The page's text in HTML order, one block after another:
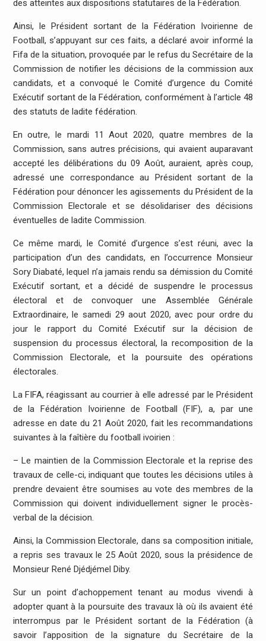
des atteintes aux dispositions statutaires de la Fédération.
Ainsi, le Président sortant de la Fédération Ivoirienne de
Football, s’appuyant sur ces faits, a déclaré avoir informé la
Fifa de la situation, provoquée par le refus du Secrétaire de la
Commission de notifier les décisions de la commission aux
candidats, et a convoqué le Comité d’urgence du Comité
Exécutif sortant de la Fédération, conformément à l’article 48
des statuts de ladite fédération.
En outre, le mardi 11 Aout 2020, quatre membres de la
Commission, sans autres précisions, qui avaient auparavant
accepté les délibérations du 09 Août, auraient, après coup,
adressé une correspondance au Président sortant de la
Fédération pour dénoncer les agissements du Président de la
Commission Electorale et se désolidariser des décisions
éventuelles de ladite Commission.
Ce même mardi, le Comité d’urgence s’est réuni, avec la
participation d’un des candidats, en l’occurrence Monsieur
Sory Diabaté, lequel n’a jamais rendu sa démission du Comité
Exécutif sortant, et a décidé de suspendre le processus
électoral et de convoquer une Assemblée Générale
Extraordinaire, le samedi 29 aout 2020, avec pour ordre du
jour le rapport du Comité Exécutif sur la décision de
suspension du processus électoral, la recomposition de la
Commission Electorale, et la poursuite des opérations
électorales.
La FIFA, réagissant au courrier à elle adressé par le Président
de la Fédération Ivoirienne de Football (FIF), a, par une
adresse en date du 21 Août 2020, fait les recommandations
suivantes à la faîtière du football ivoirien :
– Le maintien de la Commission Electorale et la reprise des
travaux de celle-ci, indiquant que toutes les décisions utiles à
prendre devaient être soumises au vote des membres de la
Commission qui doivent individuellement signer le procès-
verbal de la décision.
Ainsi, la Commission Electorale, dans sa composition initiale,
a repris ses travaux le 25 Août 2020, sous la présidence de
Monsieur René Djédjémel Diby.
Sur un point d’achoppement tenant au modus vivendi à
adopter quant à la poursuite des travaux là où ils avaient été
interrompus par le Président sortant de la Fédération (à
savoir l’apposition de la signature du Secrétaire de la